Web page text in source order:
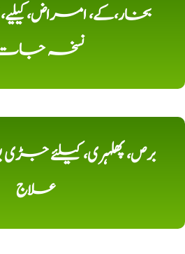
بخار،کے، امراض،
نسخہ
برص، پھلہری، کیلئے جڑی
علاج